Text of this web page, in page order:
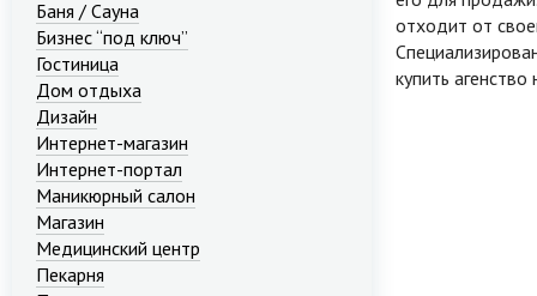
Баня / Сауна
Бизнес “под ключ”
Гостиница
Дом отдыха
Дизайн
Интернет-магазин
Интернет-портал
Маникюрный салон
Магазин
Медицинский центр
Пекарня
отходит от
купить